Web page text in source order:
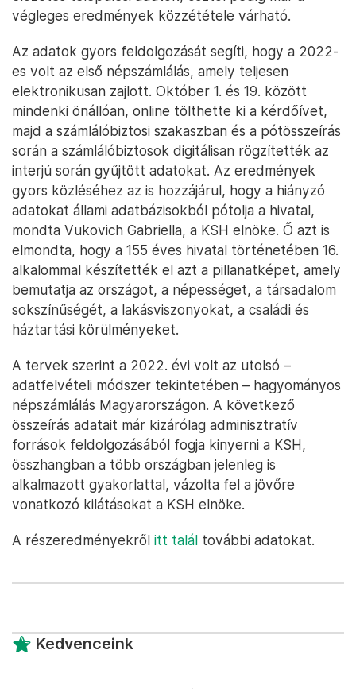
végleges eredmények közzététele várható.
Az adatok gyors feldolgozását segíti, hogy a 2022-
es volt az első népszámlálás, amely teljesen
elektronikusan zajlott. Október 1. és 19. között
mindenki önállóan, online tölthette ki a kérdőívet,
majd a számlálóbiztosi szakaszban és a pótösszeírás
során a számlálóbiztosok digitálisan rögzítették az
interjú során gyűjtött adatokat. Az eredmények
gyors közléséhez az is hozzájárul, hogy a hiányzó
adatokat állami adatbázisokból pótolja a hivatal,
mondta Vukovich Gabriella, a KSH elnöke. Ő azt is
elmondta, hogy a 155 éves hivatal történetében 16.
alkalommal készítették el azt a pillanatképet, amely
bemutatja az országot, a népességet, a társadalom
sokszínűségét, a lakásviszonyokat, a családi és
háztartási körülményeket.
A tervek szerint a 2022. évi volt az utolsó –
adatfelvételi módszer tekintetében – hagyományos
népszámlálás Magyarországon. A következő
összeírás adatait már kizárólag adminisztratív
források feldolgozásából fogja kinyerni a KSH,
összhangban a több országban jelenleg is
alkalmazott gyakorlattal, vázolta fel a jövőre
vonatkozó kilátásokat a KSH elnöke.
A részeredményekről itt talál további adatokat.
Kedvenceink